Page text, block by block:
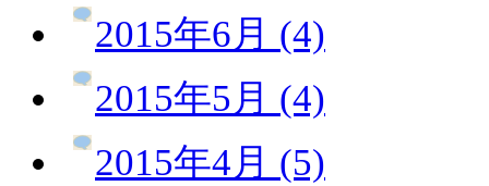
2015年6月 (4)
2015年5月 (4)
2015年4月 (5)